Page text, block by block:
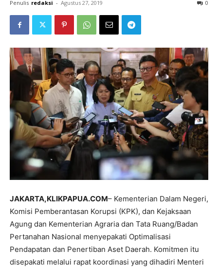
Penulis redaksi - Agustus 27, 2019 0
JAKARTA,KLIKPAPUA.COM– Kementerian Dalam Negeri,
Komisi Pemberantasan Korupsi (KPK), dan Kejaksaan
Agung dan Kementerian Agraria dan Tata Ruang/Badan
Pertanahan Nasional menyepakati Optimalisasi
Pendapatan dan Penertiban Aset Daerah. Komitmen itu
disepakati melalui rapat koordinasi yang dihadiri Menteri